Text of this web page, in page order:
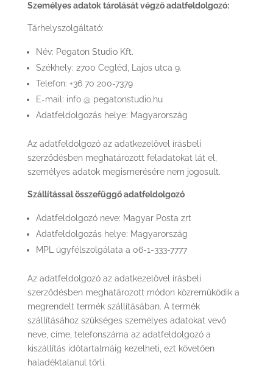
Személyes adatok tárolását végző adatfeldolgozó:
Tárhelyszolgáltató:
Név: Pegaton Studio Kft.
Székhely: 2700 Cegléd, Lajos utca 9.
Telefon: +36 70 200-7379
E-mail: info @ pegatonstudio.hu
Adatfeldolgozás helye: Magyarország
Az adatfeldolgozó az adatkezelővel írásbeli
szerződésben meghatározott feladatokat lát el,
személyes adatok megismerésére nem jogosult.
Szállítással összefüggő adatfeldolgozó
Adatfeldolgozó neve: Magyar Posta zrt
Adatfeldolgozás helye: Magyarország
MPL ügyfélszolgálata a 06-1-333-7777
Az adatfeldolgozó az adatkezelővel írásbeli
szerződésben meghatározott módon közreműködik a
megrendelt termék szállításában. A termék
szállításához szükséges személyes adatokat vevő
neve, címe, telefonszáma az adatfeldolgozó a
kiszállítás időtartalmáig kezelheti, ezt követően
haladéktalanul törli.